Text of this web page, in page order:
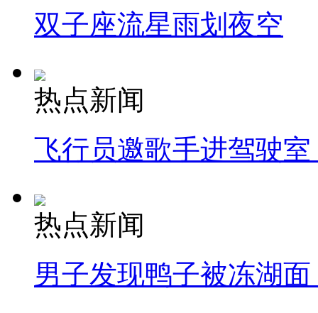
双子座流星雨划夜空
热点新闻
飞行员邀歌手进驾驶
热点新闻
男子发现鸭子被冻湖